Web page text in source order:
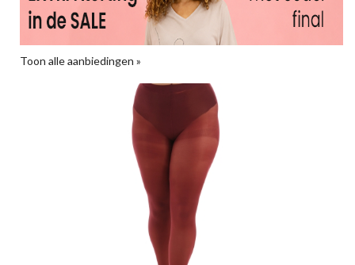
Toon alle aanbiedingen »